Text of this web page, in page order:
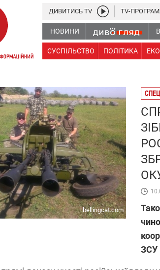
НОВИНИ
СУСПІЛЬСТВО ПОЛІТИКА
ДИВИТИСЬ TV TV-
bellingcat.com
ЗСУ